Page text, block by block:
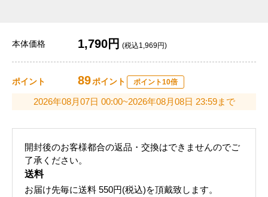
本体価格 1,790円 (税込1,969円)
ポイント 89ポイント ポイント10倍
2026年08月07日 00:00~2026年08月08日 23:59まで
開封後のお客様都合の返品・交換はできませんのでご
了承ください。
送料
お届け先毎に送料 550円(税込)を頂戴致します。